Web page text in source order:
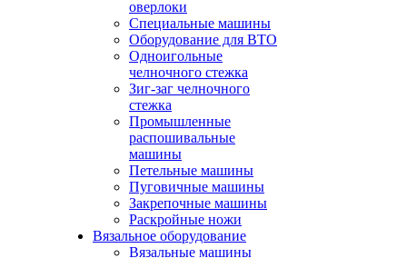
оверлоки
Специальные машины
Оборудование для ВТО
Одноигольные
челночного стежка
Зиг-заг челночного
стежка
Промышленные
распошивальные
машины
Петельные машины
Пуговичные машины
Закрепочные машины
Раскройные ножи
Вязальное оборудование
Вязальные машины